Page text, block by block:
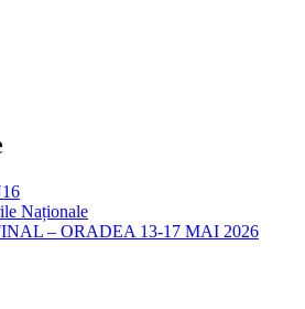
Naționale
– ORADEA 13-17 MAI 2026